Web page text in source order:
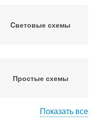
Cветовые схемы
Простые схемы
Показать все